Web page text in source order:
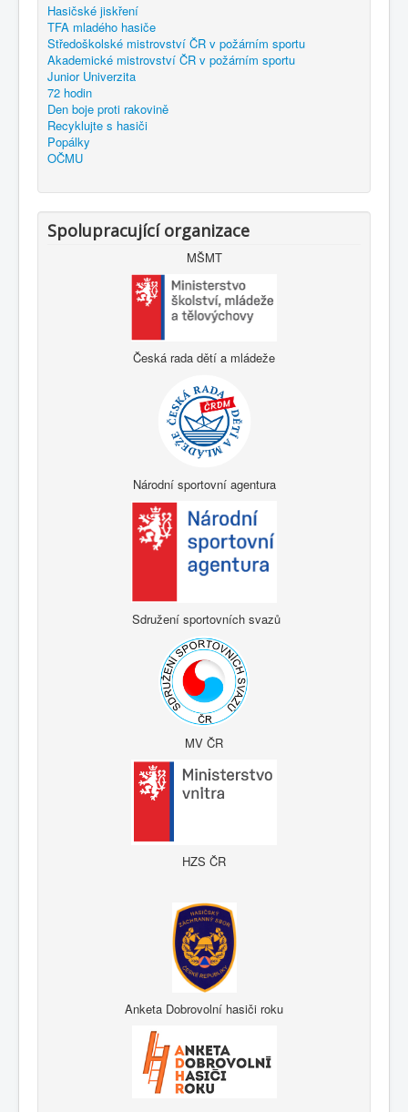
Hasičské jiskření
TFA mladého hasiče
Středoškolské mistrovství ČR v požárním sportu
Akademické mistrovství ČR v požárním sportu
Junior Univerzita
72 hodin
Den boje proti rakovině
Recyklujte s hasiči
Popálky
OČMU
Spolupracující organizace
MŠMT
Česká rada dětí a mládeže
Národní sportovní agentura
Sdružení sportovních svazů
MV ČR
HZS ČR
Anketa Dobrovolní hasiči roku